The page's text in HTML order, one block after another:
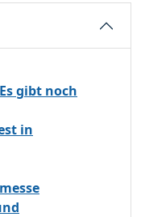
gibt noch
in